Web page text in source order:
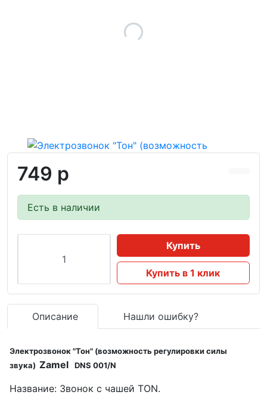
749 р
Есть в наличии
Купить
Купить в 1 клик
Описание Нашли ошибку?
Электрозвонок "Тон" (возможность регулировки силы
звука) Zamel DNS 001/N
Название: Звонок с чашей TON.